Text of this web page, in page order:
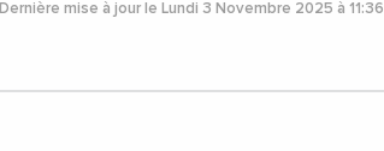
Dernière mise à jour le Lundi 3 Novembre 2025 à 11:36